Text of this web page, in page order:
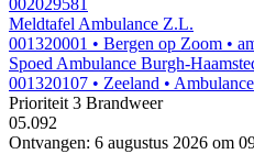
002029581
Meldtafel Ambulance Z.L.
001320001 • Bergen op Zoom •
Spoed Ambulance Burgh-
001320107 • Zeeland • Ambulance
Prioriteit 3 Brandweer
05.092
Ontvangen: 6 augustus 2026 om